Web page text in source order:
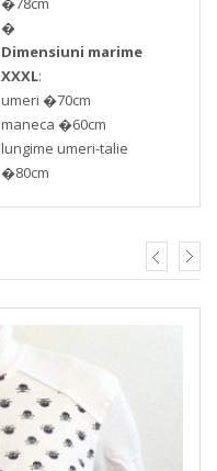
�
Dimensiuni marime
XXXL:
umeri �70cm
maneca �60cm
lungime umeri-talie
�80cm